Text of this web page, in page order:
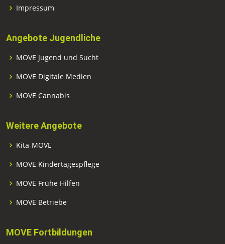
Impressum
Angebote Jugendliche
MOVE Jugend und Sucht
MOVE Digitale Medien
MOVE Cannabis
Weitere Angebote
Kita-MOVE
MOVE Kindertagespflege
MOVE Frühe Hilfen
MOVE Betriebe
MOVE Fortbildungen